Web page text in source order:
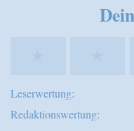
Leserwertung:
Redaktionswertung: